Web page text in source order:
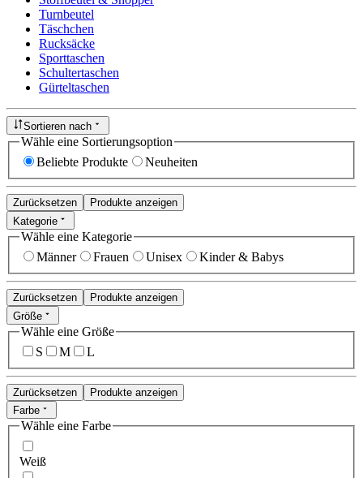
Turnbeutel
Täschchen
Rucksäcke
Sporttaschen
Schultertaschen
Gürteltaschen
Sortieren nach
Wähle eine Sortierungsoption
Beliebte Produkte
Neuheiten
Zurücksetzen
Produkte anzeigen
Kategorie
Wähle eine Kategorie
Männer
Frauen Unisex Kinder & Babys
Zurücksetzen
Produkte anzeigen
Größe
Wähle eine Größe
S
M L
Zurücksetzen
Produkte anzeigen
Farbe
Wähle eine Farbe
Weiß